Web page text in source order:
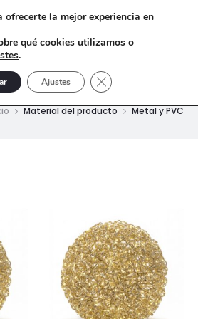
Material del producto Metal y PVC
la mejor experiencia en
qué cookies utilizamos o
.
Ajustes Cerrar el banner de